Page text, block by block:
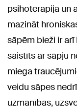
psihoterapija un
mazināt
sāpēm bieži ir
saistīts ar sāpju
miega
veidu sāpes
uzmanības,